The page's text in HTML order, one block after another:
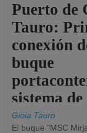
Puerto de
Tauro:
conexión
buque
sistema
la red
Gioia Tauro
El buque "MSC